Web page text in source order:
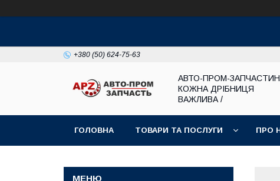
+380 (50) 624-75-63
АВТО-ПРОМ-
КОЖНА ДРІБНИЦЯ
ВАЖЛИВА /
ГОЛОВНА ТОВАРИ ТА ПОСЛУГИ ПРО